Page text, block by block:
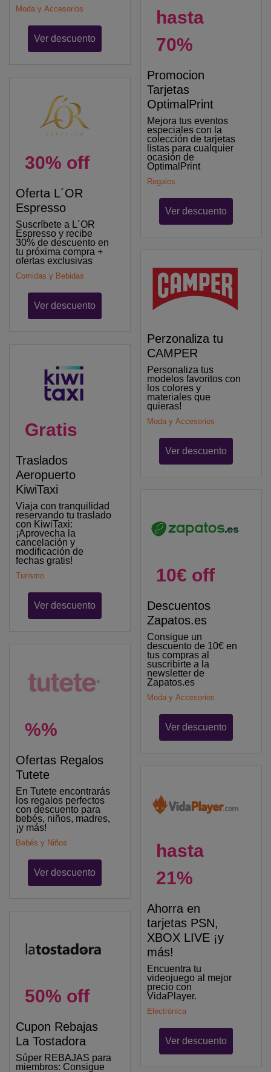
Moda y Accesorios
Ver descuento
30% off
Oferta L´OR
Espresso
Suscríbete a L´OR
Espresso y recibe
30% de descuento en
tu próxima compra +
ofertas exclusivas
Comidas y Bebidas
Ver descuento
Gratis
Traslados
Aeropuerto
KiwiTaxi
Viaja con tranquilidad
reservando tu traslado
con KiwiTaxi:
¡Aprovecha la
cancelación y
modificación de
fechas gratis!
Turismo
Ver descuento
%%
Ofertas Regalos
Tutete
En Tutete encontrarás
los regalos perfectos
con descuento para
bebés, niños, madres,
¡y más!
Bebés y Niños
Ver descuento
50% off
Cupon Rebajas
La Tostadora
Súper REBAJAS para
miembros: Consigue
hasta
70%
Promocion
Tarjetas
OptimalPrint
Mejora tus eventos
especiales con la
colección de tarjetas
listas para cualquier
ocasión de
OptimalPrint
Regalos
Ver descuento
Perzonaliza tu
CAMPER
Personaliza tus
modelos favoritos con
los colores y
materiales que
quieras!
Moda y Accesorios
Ver descuento
10€ off
Descuentos
Zapatos.es
Consigue un
descuento de 10€ en
tus compras al
suscribirte a la
newsletter de
Zapatos.es
Moda y Accesorios
Ver descuento
hasta
21%
Ahorra en
tarjetas PSN,
XBOX LIVE ¡y
más!
Encuentra tu
videojuego al mejor
precio con
VidaPlayer.
Electrónica
Ver descuento